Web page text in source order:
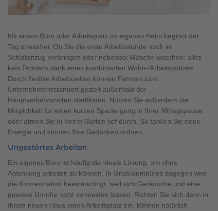
Mit einem Büro oder Arbeitsplatz im eigenen Heim beginnt der
Tag stressfrei. Ob Sie die erste Arbeitsstunde noch im
Schlafanzug verbringen oder nebenbei Wäsche waschen: alles
kein Problem dank eines kombinierten Wohn-/Arbeitsplatzes.
Durch flexible Arbeitszeiten können Fahrten zum
Unternehmensstandort gezielt außerhalb der
Hauptverkehrszeiten stattfinden. Nutzen Sie außerdem die
Möglichkeit für einen kurzen Spaziergang in Ihrer Mittagspause
oder atmen Sie in Ihrem Garten tief durch. So tanken Sie neue
Energie und können Ihre Gedanken ordnen.
Ungestörtes Arbeiten
Ein eigenes Büro ist häufig die ideale Lösung, um ohne
Ablenkung arbeiten zu können. In Großraumbüros dagegen wird
die Konzentration beeinträchtigt, weil sich Geräusche und eine
gewisse Unruhe nicht vermeiden lassen. Richten Sie sich dann in
Ihrem neuen Haus einen Arbeitsplatz ein, können natürlich